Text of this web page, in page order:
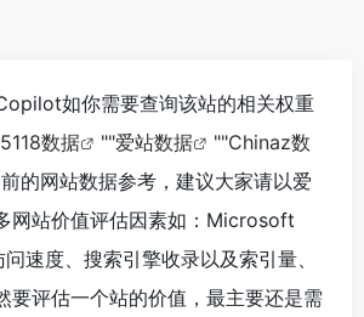
如你需要查询该站的相关权重
5118数据 ""爱站数据 ""Chinaz数
的网站数据参考，建议大家请以爱
网站价值评估因素如：Microsoft
速度、搜索引擎收录以及索引量、
要评估一个站的价值，最主要还是需